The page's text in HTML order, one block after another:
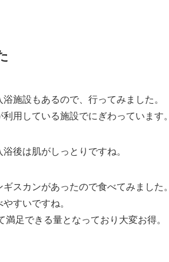
施設もあるので、行ってみました。
用している施設でにぎわっています。
後は肌がしっとりですね。
スカンがあったので食べてみました。
すいですね。
足できる量となっており大変お得。